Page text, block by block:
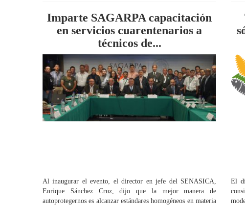
Imparte SAGARPA capacitación
en servicios cuarentenarios a
técnicos de...
Al inaugurar el evento, el director en jefe del SENASICA,
Enrique Sánchez Cruz, dijo que la mejor manera de
autoprotegernos es alcanzar estándares homogéneos en materia
El